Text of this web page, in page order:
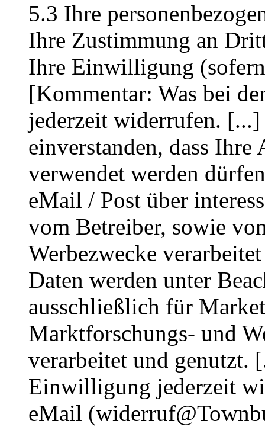
5.3 Ihre
Ihre Zustimmung an
Ihre Einwilligung
[Kommentar: Was bei
jederzeit widerrufen.
einverstanden, dass
verwendet werden
eMail / Post über
vom Betreiber, sowie
Werbezwecke
Daten werden unter
ausschließlich für
Marktforschungs- und
verarbeitet und genutzt.
Einwilligung jederzeit
eMail